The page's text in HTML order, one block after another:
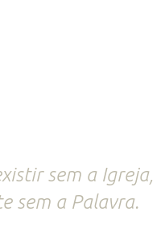
sem a Igreja,
sem a Palavra.